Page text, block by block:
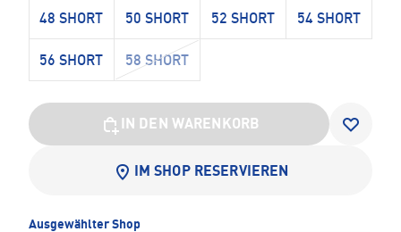
48 SHORT 50 SHORT 52 SHORT 54 SHORT
56 SHORT 58 SHORT
IN DEN WARENKORB
IM SHOP RESERVIEREN
Ausgewählter Shop